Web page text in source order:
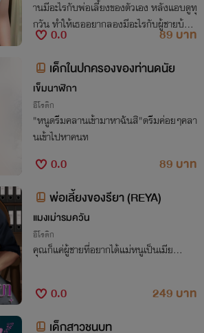
านมีอะไรกับพ่อเลี้ยงของตัวเอง หลังแอบดูทุ
กวัน ทำให้เธออยากลองมีอะไรกับผู้ชายบ้าง
แล้วผู้ชายคนนั้นต้องเป็นคนมีอายุ รุ่นลุง นั่น
จึงเป็นต้นเหตุ ที่ทำให้เธอไปพัวพันกับ ลุงยา
ม ลุงขนปลา และลุงทำความสะอาด เนื้อเรื่อ
งจะเป็นยังไง กดโหลด เข้าไปอ่านได้เลยจ้า
0.0
89 บาท
เด็กในปกครองของท่านดนัย
เข็มนาฬิกา​
อีโรติก
"หนูดรีมคลานเข้ามาหาฉันสิ"ดรีมค่อยๆคลา
นเข้าไปหาคนท
0.0
89 บาท
พ่อเลี้ยงของรียา (REYA)
แมงเม่ารมควัน
อีโรติก
คุณก็แค่ผู้ชายที่อยากได้แม่หนูเป็นเมีย...
0.0
249 บาท
เด็กสาวชนบท